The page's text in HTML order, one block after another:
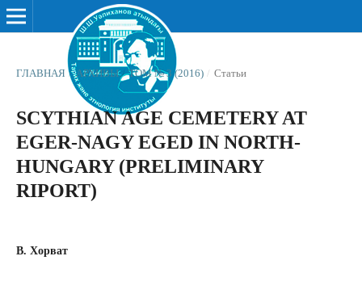
ГЛАВНАЯ / АРХИВЫ / ТОМ № 3 (2016) / Статьи
SCYTHIAN AGE CEMETERY AT
EGER-NAGY EGED IN NORTH-
HUNGARY (PRELIMINARY
RIPORT)
В. Хорват